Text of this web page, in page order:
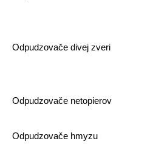
Odpudzovače divej zveri
Odpudzovače netopierov
Odpudzovače hmyzu